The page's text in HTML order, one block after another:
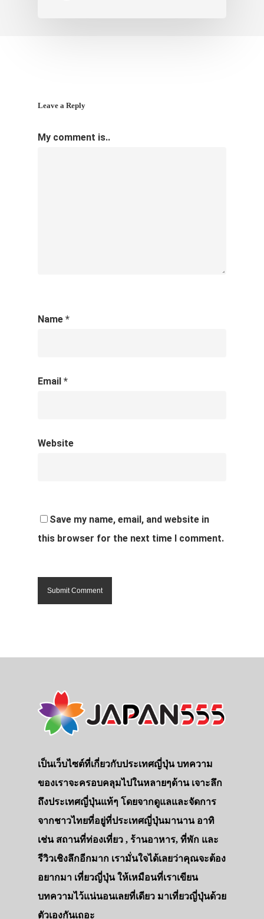
Leave a Reply
My comment is..
Name *
Email *
Website
Save my name, email, and website in
this browser for the next time I comment.
เป็นเว็บไซต์ที่เกี่ยวกับประเทศญี่ปุ่น บทความ
ของเราจะครอบคลุมไปในหลายๆด้าน เจาะลึก
ถึงประเทศญี่ปุ่นแท้ๆ โดยจากดูแลและจัดการ
จากชาวไทยที่อยู่ที่ประเทศญี่ปุ่นมานาน อาทิ
เช่น สถานที่ท่องเที่ยว , ร้านอาหาร, ที่พัก และ
รีวิวเชิงลึกอีกมาก เรามั่นใจได้เลยว่าคุณจะต้อง
อยากมา เที่ยวญี่ปุ่น ให้เหมือนที่เราเขียน
บทความไว้แน่นอนเลยที่เดียว มาเที่ยวญี่ปุ่นด้วย
ตัวเองกันเถอะ